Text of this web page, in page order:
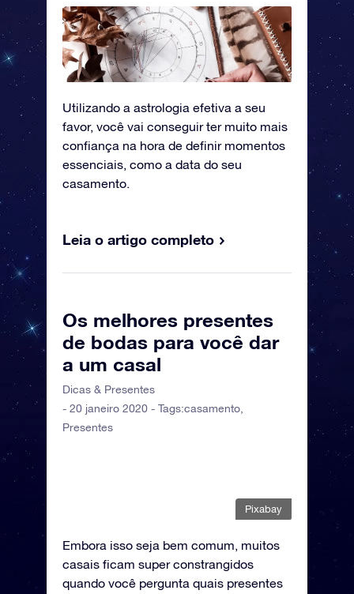
Utilizando a astrologia efetiva a seu
favor, você vai conseguir ter muito mais
confiança na hora de definir momentos
essenciais, como a data do seu
casamento.
Leia o artigo completo
Os melhores presentes
de bodas para você dar
a um casal
Dicas & Presentes
- 20 janeiro 2020 - Tags:casamento
Presentes
Pixabay
Embora isso seja bem comum, muitos
casais ficam super constrangidos
quando você pergunta quais presentes